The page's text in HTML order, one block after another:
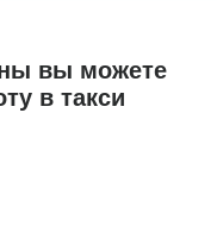
вы можете
в такси